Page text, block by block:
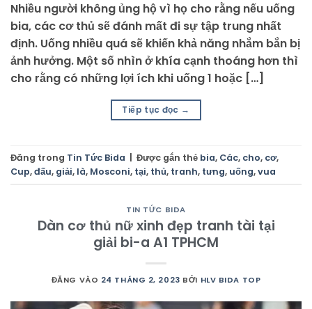
Nhiều người không ủng hộ vì họ cho rằng nếu uống
bia, các cơ thủ sẽ đánh mất đi sự tập trung nhất
định. Uống nhiều quá sẽ khiến khả năng nhắm bắn bị
ảnh hưởng. Một số nhìn ở khía cạnh thoáng hơn thì
cho rằng có những lợi ích khi uống 1 hoặc […]
Tiếp tục đọc →
Đăng trong Tin Tức Bida Được gắn thẻ bia, Các, cho, cơ,
Cup,đấu, giải, là, Mosconi, tại, thủ, tranh, tưng, uống,vua
TIN TỨC BIDA
Dàn cơ thủ nữ xinh đẹp tranh tài tại
giải bi-a A1 TPHCM
ĐĂNG VÀO 24 THÁNG 2, 2023 BỞI HLV BIDA TOP